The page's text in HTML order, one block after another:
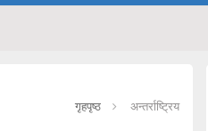
गृहपृष्ठ अन्तर्राष्ट्रिय